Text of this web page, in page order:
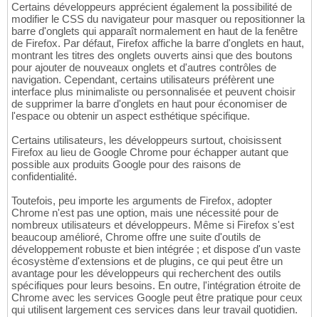
Certains développeurs apprécient également la possibilité de
modifier le CSS du navigateur pour masquer ou repositionner la
barre d'onglets qui apparaît normalement en haut de la fenêtre
de Firefox. Par défaut, Firefox affiche la barre d'onglets en haut,
montrant les titres des onglets ouverts ainsi que des boutons
pour ajouter de nouveaux onglets et d'autres contrôles de
navigation. Cependant, certains utilisateurs préfèrent une
interface plus minimaliste ou personnalisée et peuvent choisir
de supprimer la barre d'onglets en haut pour économiser de
l'espace ou obtenir un aspect esthétique spécifique.
Certains utilisateurs, les développeurs surtout, choisissent
Firefox au lieu de Google Chrome pour échapper autant que
possible aux produits Google pour des raisons de
confidentialité.
Toutefois, peu importe les arguments de Firefox, adopter
Chrome n'est pas une option, mais une nécessité pour de
nombreux utilisateurs et développeurs. Même si Firefox s'est
beaucoup amélioré, Chrome offre une suite d'outils de
développement robuste et bien intégrée ; et dispose d'un vaste
écosystème d'extensions et de plugins, ce qui peut être un
avantage pour les développeurs qui recherchent des outils
spécifiques pour leurs besoins. En outre, l'intégration étroite de
Chrome avec les services Google peut être pratique pour ceux
qui utilisent largement ces services dans leur travail quotidien.